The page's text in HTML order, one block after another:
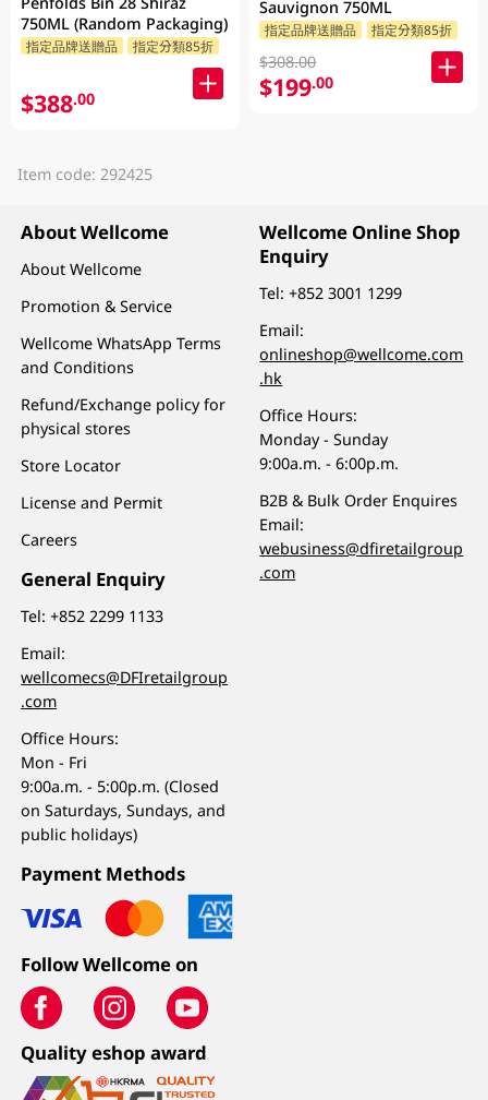
750ML (Random Packaging)
指定品牌送贈品 指定分類85折
$388.00
Sauvignon 750ML
指定品牌送贈品 指定分類85折
$308.00
$199.00
Item code: 292425
About Wellcome
About Wellcome
Promotion & Service
Wellcome WhatsApp Terms
and Conditions
Refund/Exchange policy for
physical stores
Store Locator
License and Permit
Careers
General Enquiry
Tel:+852 2299 1133
Email:
wellcomecs@DFIretailgroup
.com
Office Hours:
Mon - Fri
9:00a.m. - 5:00p.m. (Closed
on Saturdays, Sundays, and
public holidays)
Wellcome Online Shop
Enquiry
Tel:+852 3001 1299
Email:
onlineshop@wellcome.com
.hk
Office Hours:
Monday - Sunday
9:00a.m. - 6:00p.m.
B2B & Bulk Order Enquires
Email:
webusiness@dfiretailgroup
.com
Payment Methods
Follow Wellcome on
Quality eshop award